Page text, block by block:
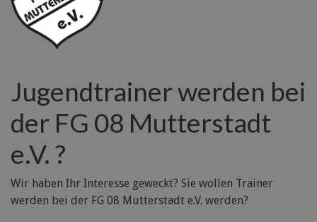
Jugendtrainer werden bei
der FG 08 Mutterstadt
e.V. ?
Wir haben Ihr Interesse geweckt? Sie wollen Trainer
werden bei der FG 08 Mutterstadt e.V. werden?